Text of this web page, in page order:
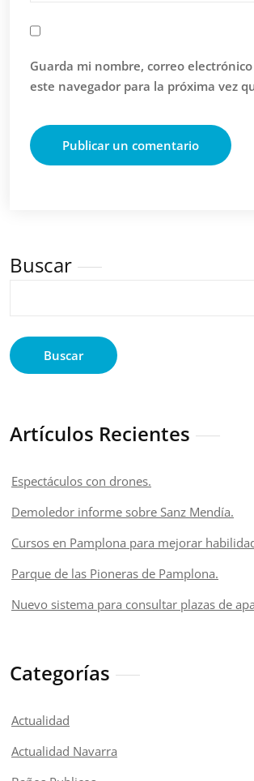
Guarda mi nombre, correo
este navegador para la próxima vez
Buscar
Buscar
Artículos Recientes
Espectáculos con drones.
Demoledor informe sobre Sanz Mendía.
Cursos en Pamplona para mejorar
Parque de las Pioneras de Pamplona.
Nuevo sistema para consultar plazas de
Categorías
Actualidad
Actualidad Navarra